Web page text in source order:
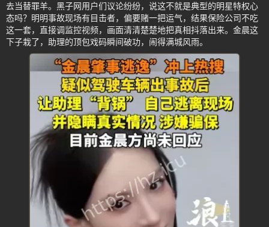
去当替罪羊。黑子网用户们议论纷纷，说这不就是典型的明星特权心
态吗？明明事故现场有目击者，偏要赌一把运气，结果保险公司不吃
这一套，直接调监控视频，画面清清楚楚地把真相抖落出来。金晨这
下子栽了，助理的顶包戏码瞬间破功，闹得满城风雨。